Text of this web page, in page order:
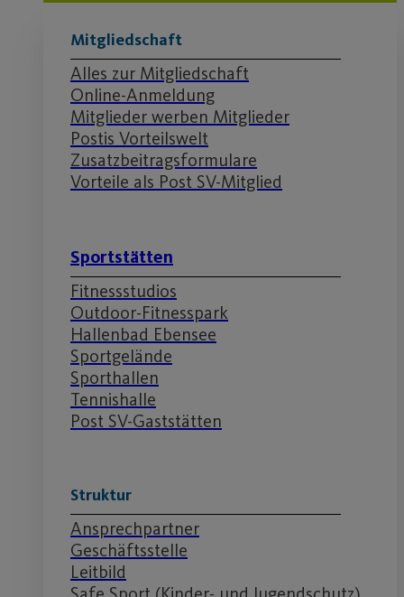
Mitgliedschaft
Alles zur Mitgliedschaft
Online-Anmeldung
Mitglieder werben Mitglieder
Postis Vorteilswelt
Zusatzbeitragsformulare
Vorteile als Post SV-Mitglied
Sportstätten
Fitnessstudios
Outdoor-Fitnesspark
Hallenbad Ebensee
Sportgelände
Sporthallen
Tennishalle
Post SV-Gaststätten
Struktur
Ansprechpartner
Geschäftsstelle
Leitbild